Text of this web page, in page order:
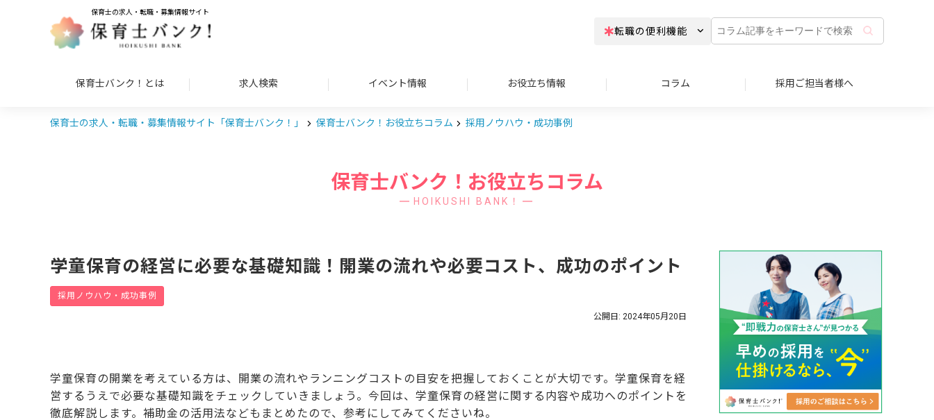
保育士の求人・転職・募集情報サイト
転職の便利機能
コ
ラ
ム
保育士バンク！とは 求人検索 イベント情報 お役立ち情報 コラム 採用ご担当者様へ
保育士の求人・転職・募集情報サイト「保育士バンク！」 保育士バンク！お役立ちコラム 採用ノウハウ・成功事例
保育士バンク！お役立ちコラム
HOIKUSHI BANK！
学童保育の経営に必要な基礎知識！開業の流れや必要コスト、成功のポイント
採用ノウハウ・成功事例
公開日: 2024年05月20日
学童保育の開業を考えている方は、開業の流れやランニングコストの目安を把握しておくことが大切です。学童保育を経
営するうえで必要な基礎知識をチェックしていきましょう。今回は、学童保育の経営に関する内容や成功へのポイントを
徹底解説します。補助金の活用法などもまとめたので、参考にしてみてくださいね。